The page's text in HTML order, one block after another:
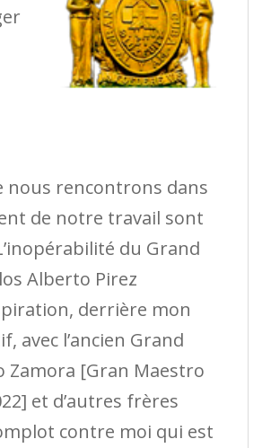
nous rencontrons dans
de notre travail sont
du Grand
Alberto Pirez
derrière mon
avec l’ancien Grand
Zamora [Gran Maestro
et d’autres frères
contre moi qui est